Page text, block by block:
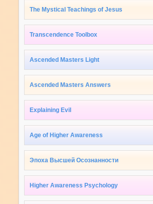
The Mystical Teachings of Jesus
Transcendence Toolbox
Ascended Masters Light
Ascended Masters Answers
Explaining Evil
Age of Higher Awareness
Эпоха Высшей Осознанности
Higher Awareness Psychology